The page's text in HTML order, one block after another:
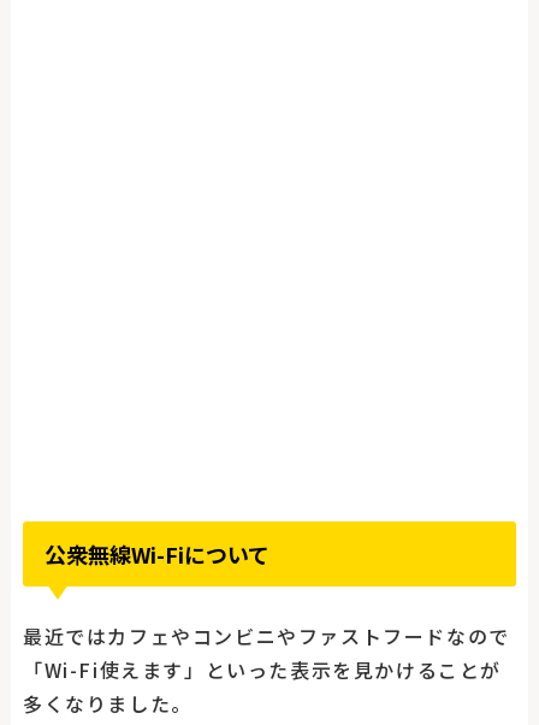
公衆無線Wi-Fiについて
最近ではカフェやコンビニやファストフードなので
「Wi-Fi使えます」といった表示を見かけることが
多くなりました。